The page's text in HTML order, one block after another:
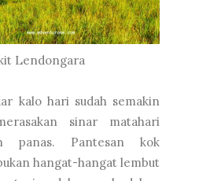
Lendongara
kalo hari sudah semakin
sinar matahari
panas. Pantesan kok
hangat-hangat lembut